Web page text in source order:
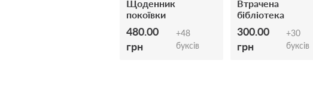
Щоденник
покоївки
480.00
грн
+48
буксів
Втрачена
бібліотека
300.00
грн
+30
буксів